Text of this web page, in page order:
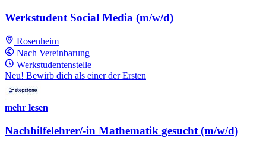
Werkstudent Social Media (m/w/d)
Rosenheim
Nach Vereinbarung
Werkstudentenstelle
Neu! Bewirb dich als einer der Ersten
mehr lesen
Nachhilfelehrer/-in Mathematik gesucht (m/w/d)